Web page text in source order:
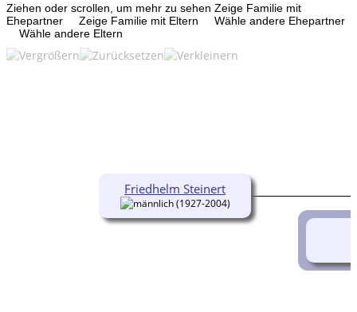
Ziehen oder scrollen, um mehr zu sehen Zeige Familie mit
Ehepartner
Zeige Familie mit Eltern
Wähle andere Ehepartner
Wähle andere Eltern
Friedhelm Steinert
(1927-2004)